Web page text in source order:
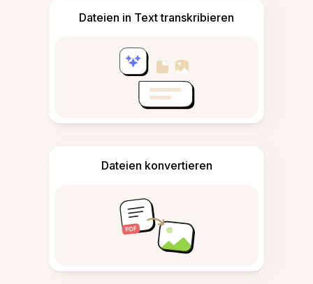
Dateien in Text transkribieren
Dateien konvertieren